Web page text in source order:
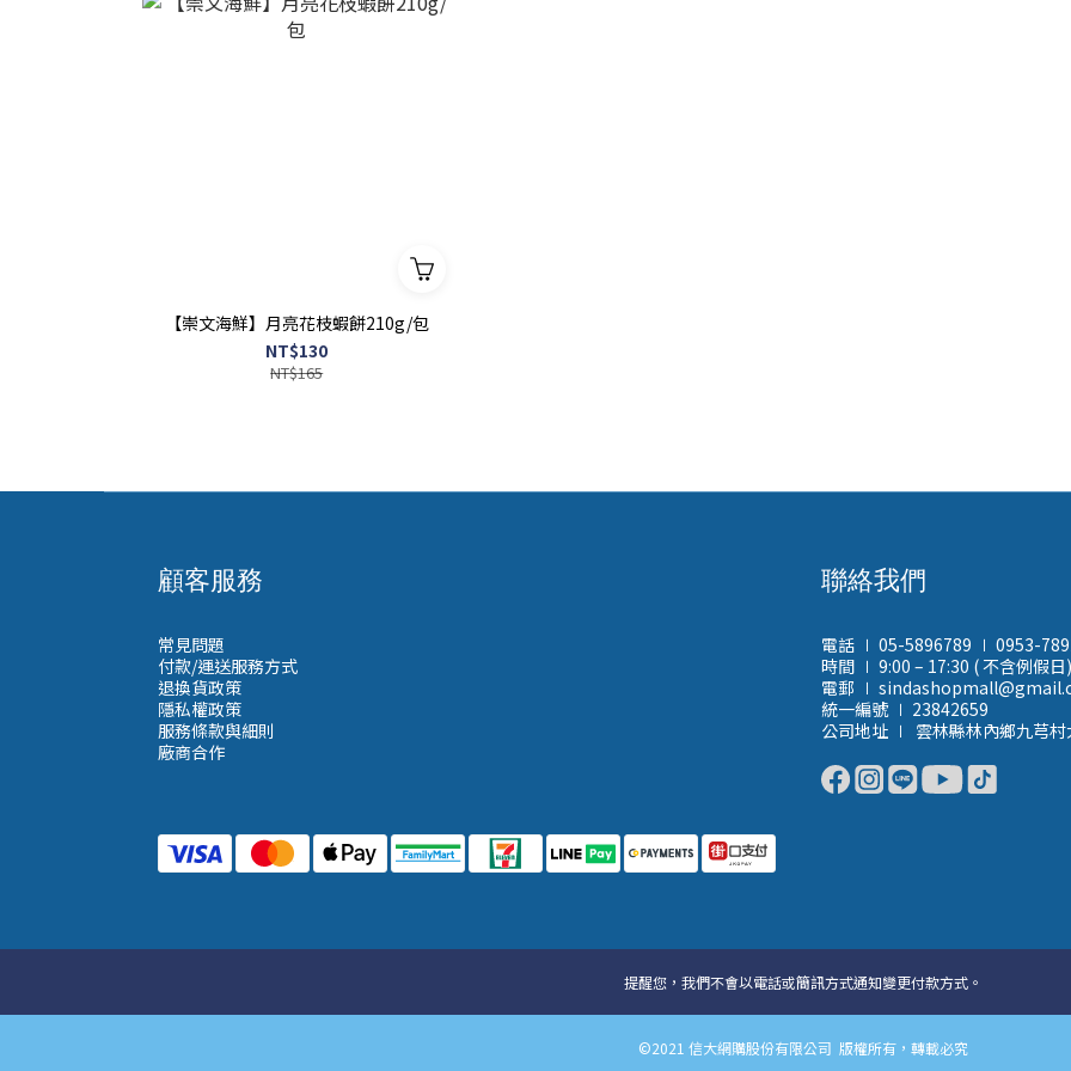
【崇文海鮮】月亮花枝蝦餅210g/包
NT$130
NT$165
顧客服務
常見問題
付款/運送服務方式
退換貨政策
隱私權政策
服務條款與細則
廠商合作
聯絡我們
電話 ∣ 05-5896789 ∣ 0953-
時間 ∣ 9:00 – 17:30 ( 不含例假日)
電郵 ∣
統一編號 ∣ 23842659
公司地址 ∣ 雲林縣林內鄉九芎村
提醒您，我們不會以電話或簡訊方式通知變更付款方式。
©2021 信大網購股份有限公司 版權所有，轉載必究